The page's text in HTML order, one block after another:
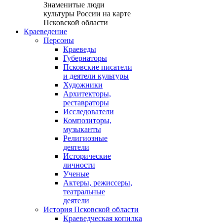
Знаменитые люди
культуры России на карте
Псковской области
Краеведение
Персоны
Краеведы
Губернаторы
Псковские писатели
и деятели культуры
Художники
Архитекторы,
реставраторы
Исследователи
Композиторы,
музыканты
Религиозные
деятели
Исторические
личности
Ученые
Актеры, режиссеры,
театральные
деятели
История Псковской области
Краеведческая копилка